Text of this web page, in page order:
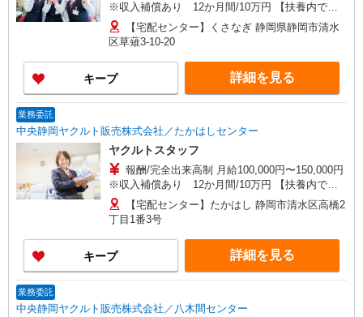
※収入補償あり 12か月間/10万円 【扶養内で働
く30代主婦 Aさん】 働き方：週5日・1日4.5時間
勤務の場合（休憩40分含む） 月収100,000円の収
入 時給目安：1,302円 【ガッツリ働く40代主婦
Bさん】 働き方：週5日・1日6時間勤務の場合（休
憩40分含む） 月収150,000円の収入 時給目安：
1,406円 研修制度あり 研修日数 17日 研修時の給
【宅配センター】くさなぎ 静岡県静岡市清水
区草薙3-10-20
キープ 詳細を見る
業務委託
中央静岡ヤクルト販売株式会社／たかはしセンター
ヤクルトスタッフ
報酬/完全出来高制 月給100,000円〜150,000円
※収入補償あり 12か月間/10万円 【扶養内で働
く30代主婦 Aさん】 働き方：週5日・1日4.5時間
勤務の場合（休憩40分含む） 月収100,000円の収
入 時給目安：1,302円 【ガッツリ働く40代主婦
Bさん】 働き方：週5日・1日6時間勤務の場合（休
憩40分含む） 月収150,000円の収入 時給目安：
1,406円 研修制度あり 研修日数 17日 研修時の給
【宅配センター】たかはし 静岡市清水区高橋2
丁目1番3号
キープ 詳細を見る
業務委託
中央静岡ヤクルト販売株式会社／八木間センター